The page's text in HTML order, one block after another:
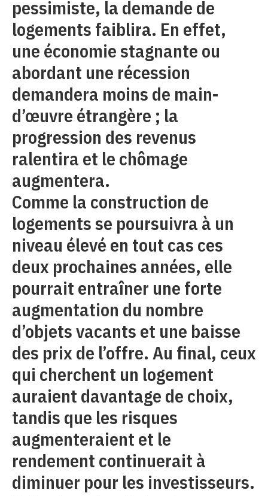
pessimiste, la demande de
logements faiblira. En effet,
une économie stagnante ou
abordant une récession
demandera moins de main-
d’œuvre étrangère ; la
progression des revenus
ralentira et le chômage
augmentera.
Comme la construction de
logements se poursuivra à un
niveau élevé en tout cas ces
deux prochaines années, elle
pourrait entraîner une forte
augmentation du nombre
d’objets vacants et une baisse
des prix de l’offre. Au final, ceux
qui cherchent un logement
auraient davantage de choix,
tandis que les risques
augmenteraient et le
rendement continuerait à
diminuer pour les investisseurs.